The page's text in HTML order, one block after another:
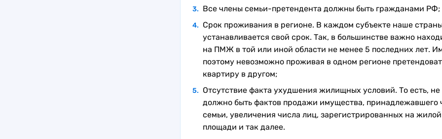
Все члены семьи-претендента должны быть гражданами РФ;
Срок проживания в регионе. В каждом субъекте наше
устанавливается свой срок. Так, в большинстве важно
на ПМЖ в той или иной области не менее 5 последних лет.
поэтому невозможно проживая в одном регионе
квартиру в другом;
Отсутствие факта ухудшения жилищных условий. То есть, не
должно быть фактов продажи имущества, принадлежавшего
семьи, увеличения числа лиц, зарегистрированных на жилой
площади и так далее.